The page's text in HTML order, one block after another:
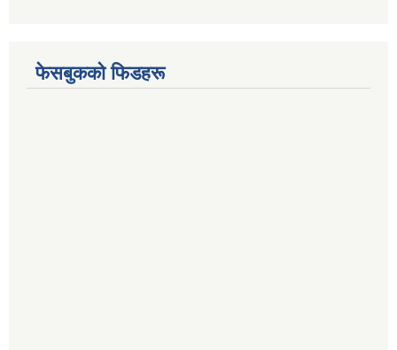
फेसबुकको फिडहरू